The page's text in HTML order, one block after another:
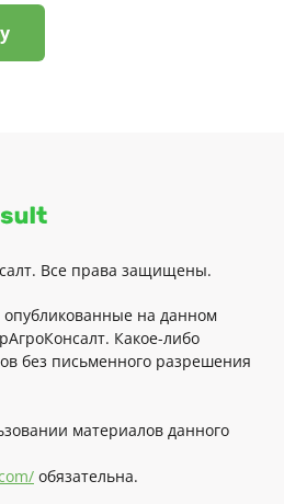
Все права защищены.
на данном
Какое-либо
без письменного разрешения
материалов данного
обязательна.